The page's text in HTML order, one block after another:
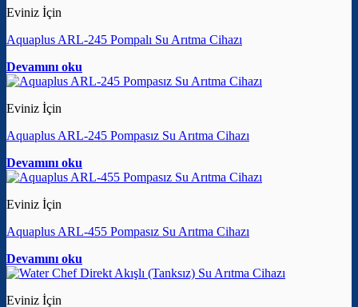
Eviniz İçin
Aquaplus ARL-245 Pompalı Su Arıtma Cihazı
Devamını oku
Eviniz İçin
Aquaplus ARL-245 Pompasız Su Arıtma Cihazı
Devamını oku
Eviniz İçin
Aquaplus ARL-455 Pompasız Su Arıtma Cihazı
Devamını oku
Eviniz İçin